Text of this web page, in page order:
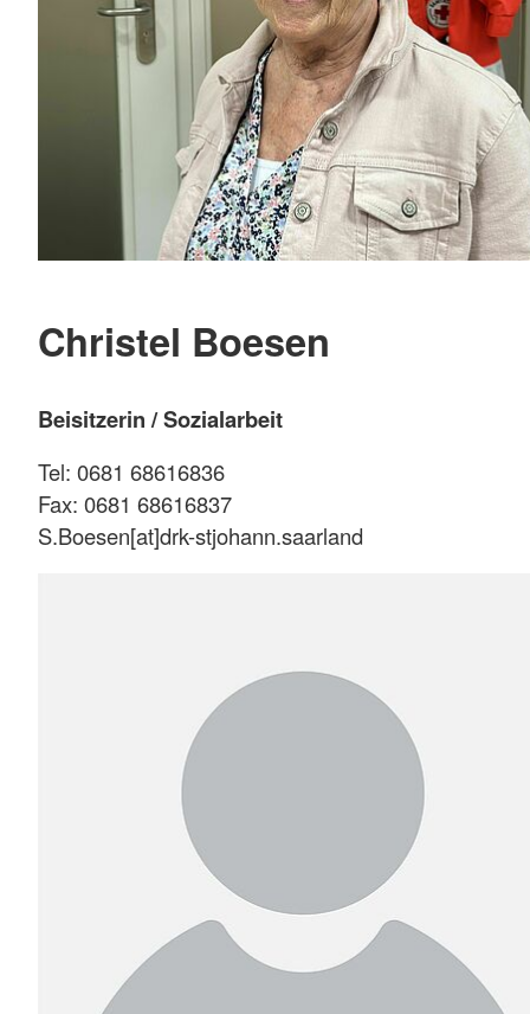
Christel Boesen
Beisitzerin / Sozialarbeit
Tel: 0681 68616836
Fax: 0681 68616837
S.Boesen[at]drk-stjohann.saarland